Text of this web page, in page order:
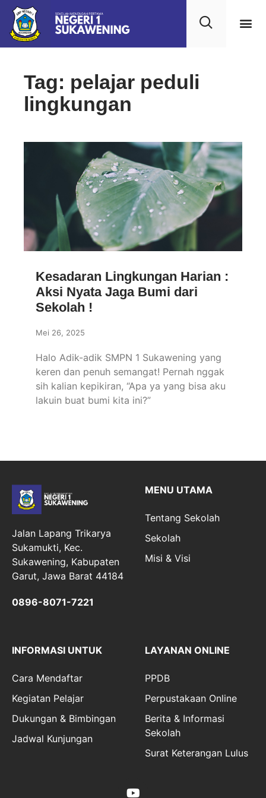
Tag: pelajar peduli
lingkungan
Kesadaran Lingkungan Harian :
Aksi Nyata Jaga Bumi dari
Sekolah !
Mei 26, 2025
Halo Adik-adik SMPN 1 Sukawening yang
keren dan penuh semangat! Pernah nggak
sih kalian kepikiran, “Apa ya yang bisa aku
lakuin buat bumi kita ini?”
Jalan Lapang Trikarya
Sukamukti, Kec.
Sukawening, Kabupaten
Garut, Jawa Barat 44184
0896-8071-7221
MENU UTAMA
Tentang Sekolah
Sekolah
Misi & Visi
INFORMASI UNTUK
Cara Mendaftar
Kegiatan Pelajar
Dukungan & Bimbingan
Jadwal Kunjungan
LAYANAN ONLINE
PPDB
Perpustakaan Online
Berita & Informasi
Sekolah
Surat Keterangan Lulus